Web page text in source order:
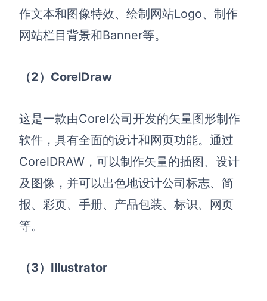
作文本和图像特效、绘制网站Logo、制作
网站栏目背景和Banner等。
（2）CorelDraw
这是一款由Corel公司开发的矢量图形制作
软件，具有全面的设计和网页功能。通过
CorelDRAW，可以制作矢量的插图、设计
及图像，并可以出色地设计公司标志、简
报、彩页、手册、产品包装、标识、网页
等。
（3）Illustrator